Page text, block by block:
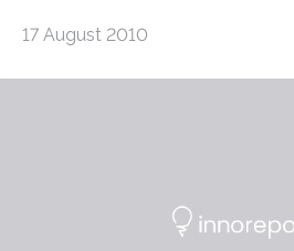
17 August 2010